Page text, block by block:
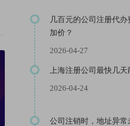
几百元的公司注册代
加价？
2026-04-27
上海注册公司最快几天
2026-04-24
公司注销时，地址异常